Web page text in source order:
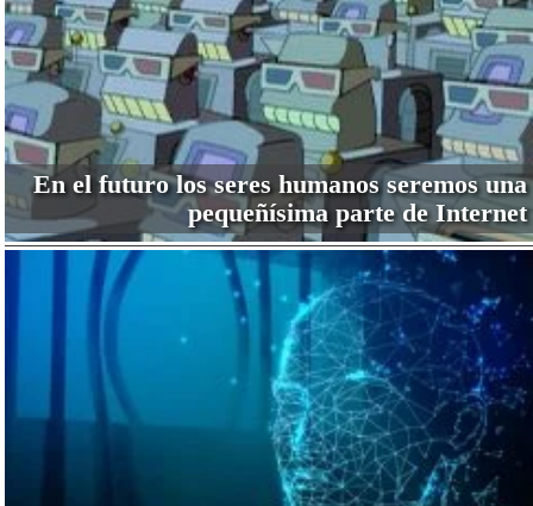
En el futuro los seres humanos seremos una
pequeñísima parte de Internet